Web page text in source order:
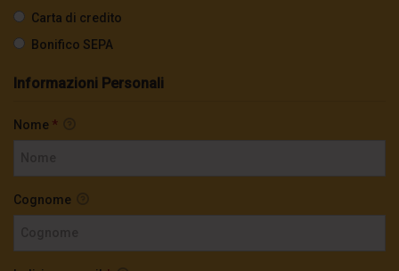
Carta di credito
Bonifico SEPA
Informazioni Personali
Nome *
Cognome